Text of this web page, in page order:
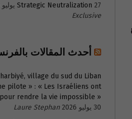
Strategic Neutralization 27 يوليو 2026
Exclusive
أحدث المقالات
village du sud du Liban
pilote » : « Les Israéliens ont
rendre la vie impossible »
30 يوليو 2026
Laure Stephan